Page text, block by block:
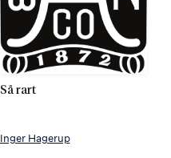
Så rart
Inger Hagerup